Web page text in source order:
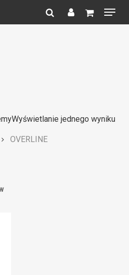
searchaccount
Menu
Wyświetlanie jednego wyniku
OVERLINE